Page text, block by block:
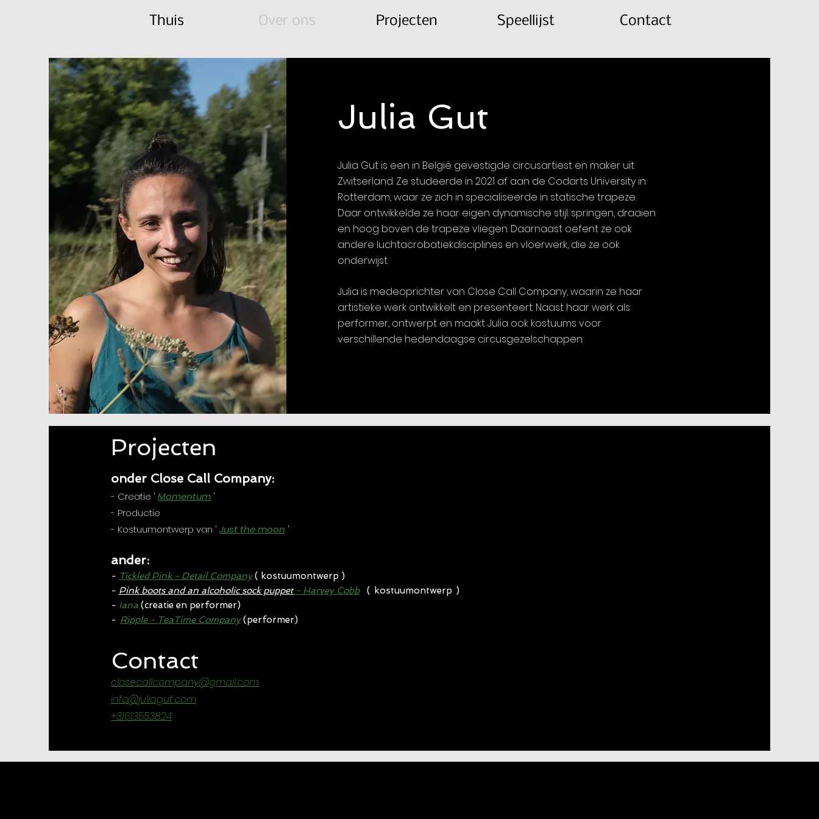
Thuis Over ons Projecten Speellijst Contact
Julia Gut
Julia Gut is een in België gevestigde circusartiest en maker uit
Zwitserland. Ze studeerde in 2021 af aan de Codarts University in
Rotterdam, waar ze zich in specialiseerde in statische trapeze.
Daar ontwikkelde ze haar eigen dynamische stijl: springen, draaien
en hoog boven de trapeze vliegen. Daarnaast oefent ze ook
andere luchtacrobatiekdisciplines en vloerwerk, die ze ook
onderwijst.
Julia is medeoprichter van Close Call Company, waarin ze haar
artistieke werk ontwikkelt en presenteert. Naast haar werk als
performer, ontwerpt en maakt Julia ook kostuums voor
verschillende hedendaagse circusgezelschappen.
Projecten
onder Close Call Company:
- Creatie ' Momentum '
- Productie
- Kostuumontwerp van ' Just the moon '
ander:
- Tickled Pink - Detail Company ( kostuumontwerp )
- Pink boots and an alcoholic sock puppet- Harvey Cobb ( kostuumontwerp )
- Iana (creatie en performer)
- Ripple - TeaTime Company (performer)
Contact
closecallcompany@gmail.com
info@juliagut.com
+31613553824